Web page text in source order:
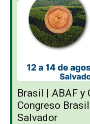
Brasil | ABAF y
Congreso
Salvador